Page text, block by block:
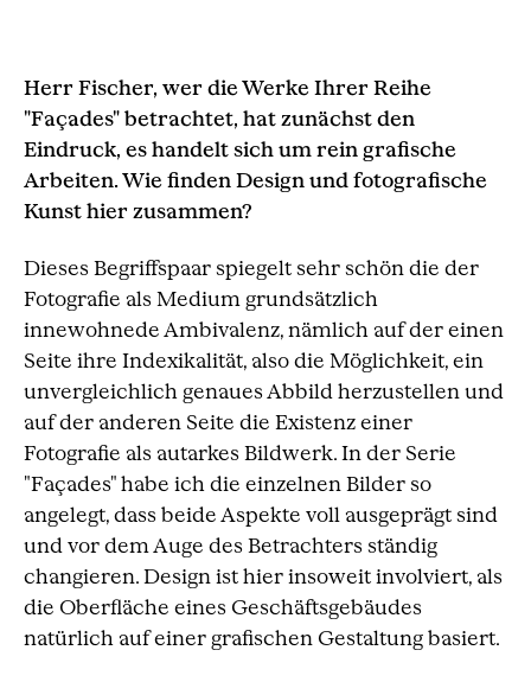
Herr Fischer, wer die Werke Ihrer Reihe
"Façades" betrachtet, hat zunächst den
Eindruck, es handelt sich um rein grafische
Arbeiten. Wie finden Design und fotografische
Kunst hier zusammen?
Dieses Begriffspaar spiegelt sehr schön die der
Fotografie als Medium grundsätzlich
innewohnede Ambivalenz, nämlich auf der einen
Seite ihre Indexikalität, also die Möglichkeit, ein
unvergleichlich genaues Abbild herzustellen und
auf der anderen Seite die Existenz einer
Fotografie als autarkes Bildwerk. In der Serie
"Façades" habe ich die einzelnen Bilder so
angelegt, dass beide Aspekte voll ausgeprägt sind
und vor dem Auge des Betrachters ständig
changieren. Design ist hier insoweit involviert, als
die Oberfläche eines Geschäftsgebäudes
natürlich auf einer grafischen Gestaltung basiert.